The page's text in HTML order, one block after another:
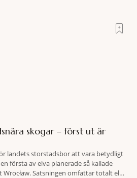
skogar – först ut är
landets storstadsbor att vara betydligt
första av elva planerade så kallade
Satsningen omfattar totalt elva